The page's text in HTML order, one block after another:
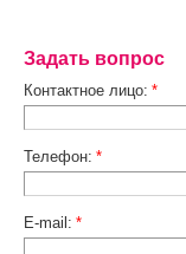
Задать вопрос
Контактное лицо: *
Телефон: *
E-mail: *